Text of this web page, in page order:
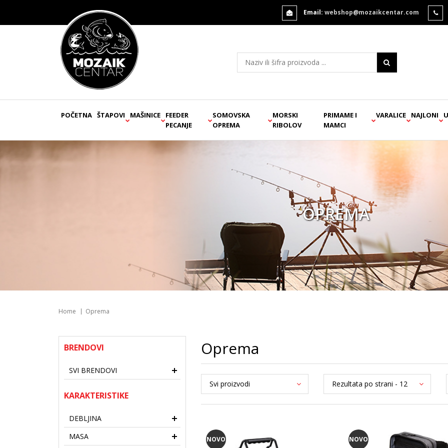
Email: webshop@mozaikcentar.com
POČETNA ŠTAPOVI MAŠINICE
FEEDER
PECANJE
SOMOVSKA
OPREMA
MORSKI
RIBOLOV
PRIMAME I
MAMCI
VARALICE NAJLONI
OPREMA
Home Oprema
BRENDOVI
SVI BRENDOVI
KARAKTERISTIKE
DEBLJINA
MASA
Oprema
NOVO NOVO